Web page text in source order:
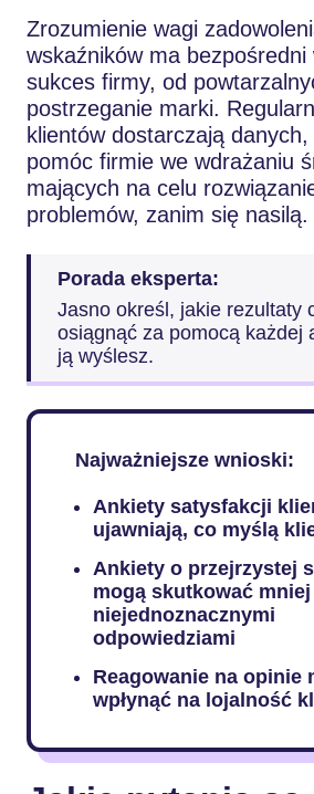
Zrozumienie wagi
wskaźników ma bezpośredni
sukces firmy, od
postrzeganie marki.
klientów dostarczają
pomóc firmie we wdrażaniu
mających na celu
problemów, zanim się nasilą.
Porada eksperta:
Jasno określ, jakie rezultaty
osiągnąć za pomocą każdej
ją wyślesz.
Najważniejsze wnioski:
Ankiety satysfakcji
ujawniają, co myślą
Ankiety o przejrzystej
mogą skutkować mniej
niejednoznacznymi
odpowiedziami
Reagowanie na opinie
wpłynąć na lojalność